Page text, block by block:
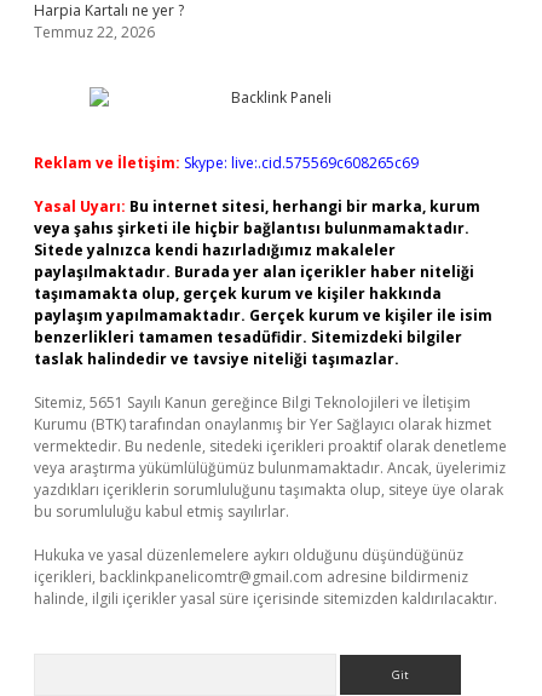
Harpia Kartalı ne yer ?
Temmuz 22, 2026
Reklam ve İletişim: Skype: live:.cid.575569c608265c69
Yasal Uyarı: Bu internet sitesi, herhangi bir marka, kurum
veya şahıs şirketi ile hiçbir bağlantısı bulunmamaktadır.
Sitede yalnızca kendi hazırladığımız makaleler
paylaşılmaktadır. Burada yer alan içerikler haber niteliği
taşımamakta olup, gerçek kurum ve kişiler hakkında
paylaşım yapılmamaktadır. Gerçek kurum ve kişiler ile isim
benzerlikleri tamamen tesadüfidir. Sitemizdeki bilgiler
taslak halindedir ve tavsiye niteliği taşımazlar.
Sitemiz, 5651 Sayılı Kanun gereğince Bilgi Teknolojileri ve İletişim
Kurumu (BTK) tarafından onaylanmış bir Yer Sağlayıcı olarak hizmet
vermektedir. Bu nedenle, sitedeki içerikleri proaktif olarak denetleme
veya araştırma yükümlülüğümüz bulunmamaktadır. Ancak, üyelerimiz
yazdıkları içeriklerin sorumluluğunu taşımakta olup, siteye üye olarak
bu sorumluluğu kabul etmiş sayılırlar.
Hukuka ve yasal düzenlemelere aykırı olduğunu düşündüğünüz
içerikleri, backlinkpanelicomtr@gmail.com adresine bildirmeniz
halinde, ilgili içerikler yasal süre içerisinde sitemizden kaldırılacaktır.